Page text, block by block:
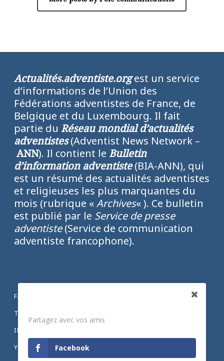
Actualités.adventiste.orgest un service
d’informations de l’Union des
Fédérations adventistes de France, de
Belgique et du Luxembourg. Il fait
partie du Réseau mondial d’actualités
adventistes(Adventist News Network –
ANN). Il contient le Bulletin
d’information adventiste(BIA-ANN), qui
est un résumé des actualités adventistes
et religieuses les plus marquantes du
mois (rubrique «Archives« ). Ce bulletin
est publié par le Service de presse
adventiste(Service de communication
adventiste francophone).
FACEBOOK
TWITTER
INSTAGRAM
YOUTUBE
Partagez avec vos amis
Facebook